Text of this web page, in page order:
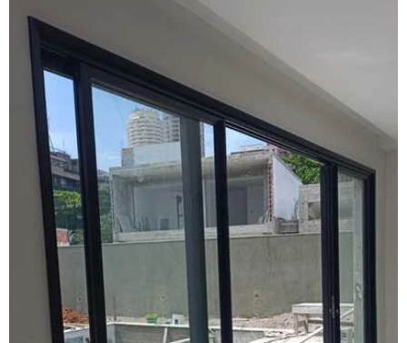
Esquadria alumínio janela preço
Esquadria de alumínio preço metro
Esquadria com persiana
Esquadrias acústicas
Esquadrias acústicas de alumínio
Esquadrias de alto padrão
Esquadrias alumínio acústicas
Esquadrias de alumínio alto padrão